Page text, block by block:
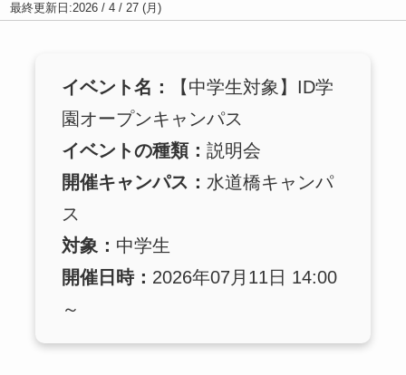
最終更新日:2026 / 4 / 27 (月)
イベント名：
【中学生対象】ID学
園オープンキャンパス
イベントの種類：説明会
開催キャンパス： 水道橋キャンパ
ス
対象： 中学生
開催日時： 2026年07月11日 14:00
～